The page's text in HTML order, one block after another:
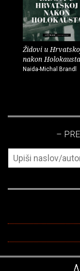
Židovi u
nakon Holokausta
Naida-Michal Brandl
–